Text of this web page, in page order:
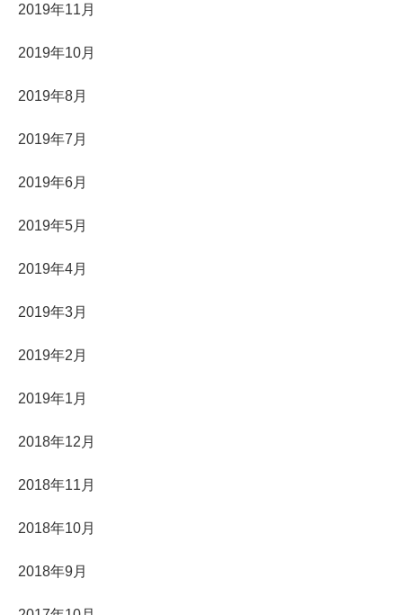
2019年11月
2019年10月
2019年8月
2019年7月
2019年6月
2019年5月
2019年4月
2019年3月
2019年2月
2019年1月
2018年12月
2018年11月
2018年10月
2018年9月